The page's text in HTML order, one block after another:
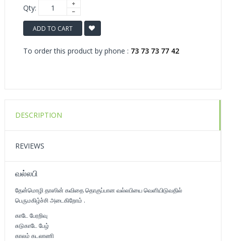
Qty:
ADD TO CART
To order this product by phone : 73 73 73 77 42
DESCRIPTION
REVIEWS
வல்லபி
தேன்மொழி தாஸின் கவிதை தொகுப்பான வல்லபியை வெளியிடுவதில்
பெருமகிழ்ச்சி அடைகிறோம் .
காடே பேரறிவு
சுடுகாடே பேழ்
காலம் கடலாணி